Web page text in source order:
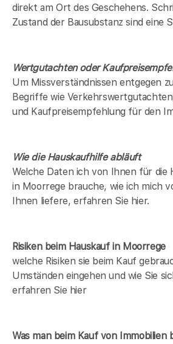
direkt am Ort des Geschehens.
Zustand der Bausubstanz sind eine
Wertgutachten oder
Um Missverständnissen entgegen
Begriffe wie
und Kaufpreisempfehlung für den
Wie die Hauskaufhilfe abläuft
Welche Daten ich von Ihnen für die
in Moorrege brauche, wie ich mich
Ihnen liefere, erfahren Sie hier.
Risiken beim Hauskaufin Moorrege
welche Risiken sie beim Kauf
Umständen eingehen und wie Sie
erfahren Sie hier
Was man beim Kauf von Immobilien